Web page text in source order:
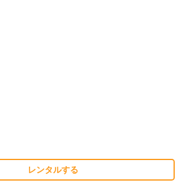
レンタルする